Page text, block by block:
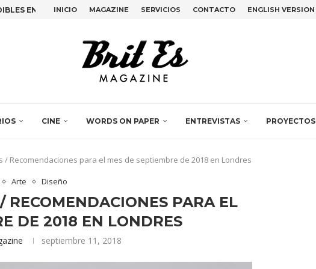
VOZ AL ARTE...
INICIO MAGAZINE SERVICIOS CONTACTO ENGLISH VERSION
CINE WORDS ON PAPER ENTREVISTAS PROYECTOS
/ Recomendaciones para el mes de septiembre de 2018 en Londres
Arte Diseño
RECOMENDACIONES PARA EL
DE 2018 EN LONDRES
septiembre 11, 2018